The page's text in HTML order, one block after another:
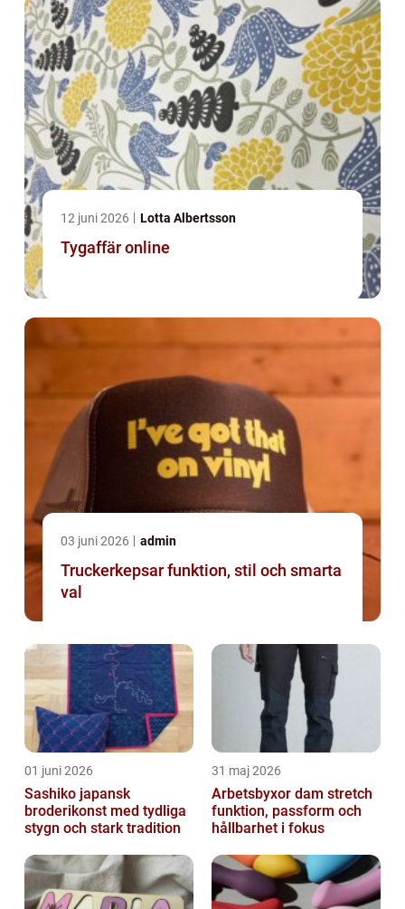
12 juni 2026 Lotta Albertsson
Tygaffär online
03 juni 2026 admin
Truckerkepsar funktion, stil och smarta
val
01 juni 2026
Sashiko japansk
broderikonst med tydliga
stygn och stark tradition
31 maj 2026
Arbetsbyxor dam stretch
funktion, passform och
hållbarhet i fokus